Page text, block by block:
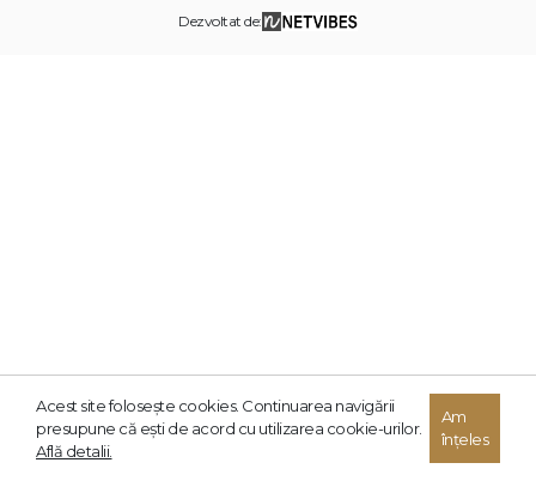
Dezvoltat de:
Acest site foloseşte cookies. Continuarea navigării
presupune că eşti de acord cu utilizarea cookie-urilor.
Află detalii.
Am
înțeles